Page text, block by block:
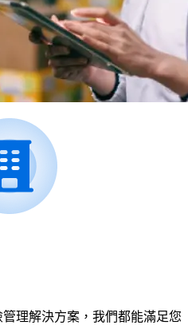
理解決方案，我們都能滿足您